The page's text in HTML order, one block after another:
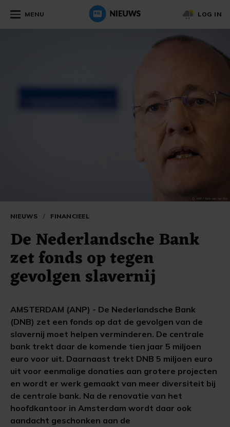
MENU LOG IN
NIEUWS / FINANCIEEL
De Nederlandsche Bank
zet fonds op tegen
gevolgen slavernij
AMSTERDAM (ANP) - De Nederlandsche Bank
(DNB) zet een fonds op dat de gevolgen van de
slavernij moet helpen verminderen. De centrale
bank trekt daar de komende tien jaar 5 miljoen
euro voor uit. Daarnaast trekt DNB 5 miljoen euro
uit voor eenmalige donaties aan grotere projecten
en wordt er werk gemaakt van meer diversiteit bij
de centrale bank. Na de renovatie van het
hoofdkantoor in Amsterdam wordt daar ook
aandacht geschonken aan de